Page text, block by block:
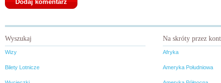
Wyszukaj
Wizy
Bilety Lotnicze
Na skróty przez
Afryka
Ameryka Południowa